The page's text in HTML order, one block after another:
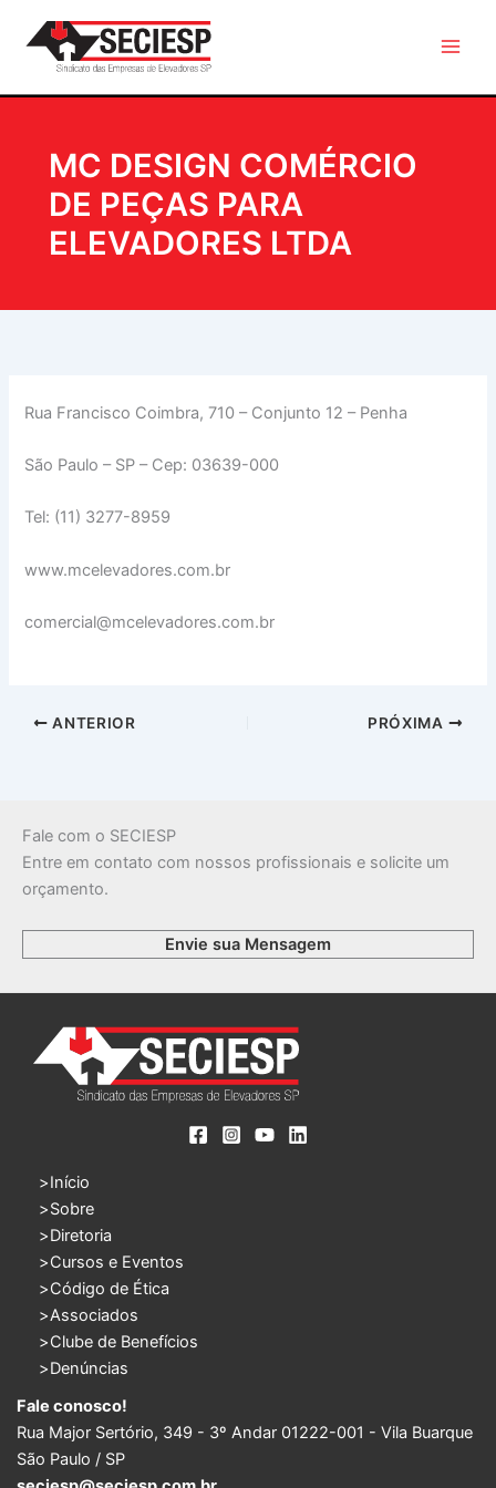
para
conteúdo
MC DESIGN COMÉRCIO
DE PEÇAS PARA
ELEVADORES LTDA
Rua Francisco Coimbra, 710 – Conjunto 12 – Penha
São Paulo – SP – Cep: 03639-000
Tel: (11) 3277-8959
www.mcelevadores.com.br
comercial@mcelevadores.com.br
ANTERIOR PRÓXIMA
Fale com o SECIESP
Entre em contato com nossos profissionais e solicite um
orçamento.
Envie sua Mensagem
Início
Sobre
Diretoria
Cursos e Eventos
Código de Ética
Associados
Clube de Benefícios
Denúncias
Fale conosco!
Rua Major Sertório, 349 - 3º Andar 01222-001 - Vila Buarque
São Paulo / SP